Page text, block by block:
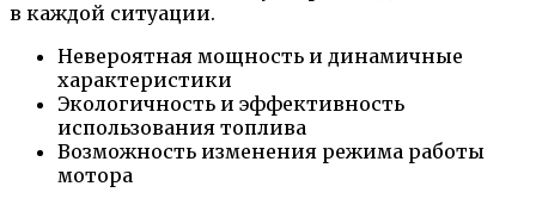
в каждой ситуации.
Невероятная мощность и динамичные
характеристики
Экологичность и эффективность
использования топлива
Возможность изменения режима работы
мотора